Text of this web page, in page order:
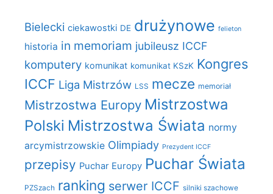
Bielecki ciekawostki DE drużynowe felieton
historia in memoriam jubileusz ICCF
komputery komunikat komunikat KSzK Kongres
ICCF Liga Mistrzów LSS mecze memoriał
Mistrzostwa Europy Mistrzostwa
Polski Mistrzostwa Świata normy
arcymistrzowskie Olimpiady Prezydent ICCF
przepisy Puchar Europy Puchar Świata
PZSzach ranking serwer ICCF silniki szachowe